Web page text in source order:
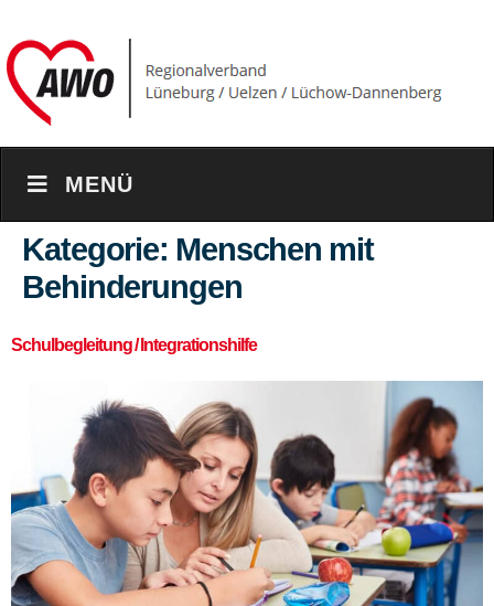
MENÜ
Kategorie: Menschen mit
Behinderungen
Schulbegleitung / Integrationshilfe